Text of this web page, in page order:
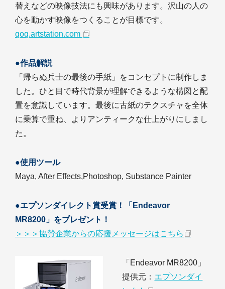
替えなどの映像技法にも興味があります。沢山の人の
心を動かす映像をつくることが目標です。
qoq.artstation.com
●作品解説
「帰らぬ兵士の最後の手紙」をコンセプトに制作しま
した。ひと目で時代背景が理解できるような構図と配
置を意識しています。最後に古紙のテクスチャを全体
に乗算で重ね、よりアンティークな仕上がりにしまし
た。
●使用ツール
Maya, After Effects,Photoshop, Substance Painter
●エプソンダイレクト賞受賞！「Endeavor
MR8200」をプレゼント！
＞＞＞協賛企業からの応援メッセージはこちら
「Endeavor MR8200」
提供元： エプソンダイ